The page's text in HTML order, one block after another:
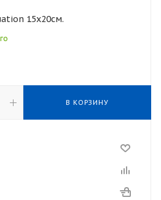
15х20см.
В КОРЗИНУ